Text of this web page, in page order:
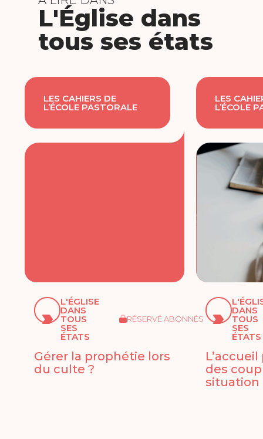
L'Église dans
tous ses états
LES CAHIERS DE
L’ÉCOLE PASTORALE
L'ÉGLISE
DANS
TOUS
SES
ÉTATS
RÉSERVÉ ABONNÉS
Gérer la prophétie lors
du culte ?
LES
L’ÉCOLE
DANS
TOUS
SES
ÉTATS
des
situation